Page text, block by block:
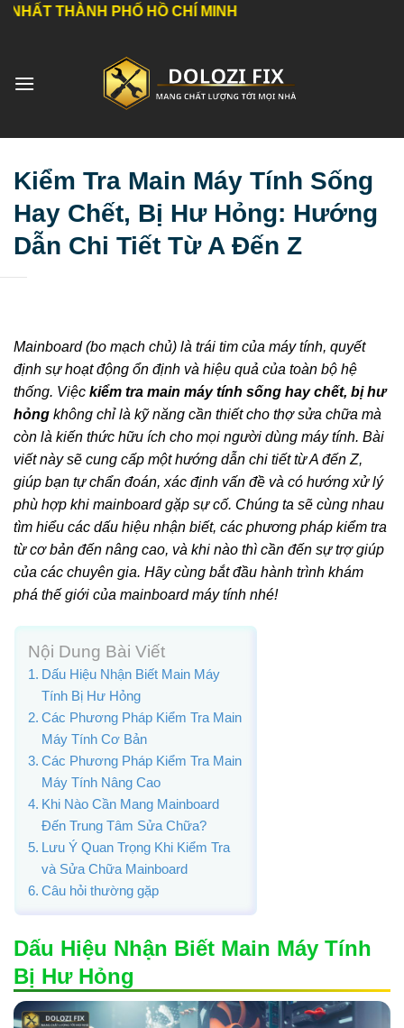
Bỏ
dung
PHỐ HỒ CHÍ MINH
Kiểm Tra Main Máy Tính Sống
Hay Chết, Bị Hư Hỏng: Hướng
Dẫn Chi Tiết Từ A Đến Z
Mainboard (bo mạch chủ) là trái tim của máy tính, quyết
định sự hoạt động ổn định và hiệu quả của toàn bộ hệ
thống. Việc kiểm tra main máy tính sống hay chết, bị hư
hỏng không chỉ là kỹ năng cần thiết cho thợ sửa chữa mà
còn là kiến thức hữu ích cho mọi người dùng máy tính. Bài
viết này sẽ cung cấp một hướng dẫn chi tiết từ A đến Z,
giúp bạn tự chẩn đoán, xác định vấn đề và có hướng xử lý
phù hợp khi mainboard gặp sự cố. Chúng ta sẽ cùng nhau
tìm hiểu các dấu hiệu nhận biết, các phương pháp kiểm tra
từ cơ bản đến nâng cao, và khi nào thì cần đến sự trợ giúp
của các chuyên gia. Hãy cùng bắt đầu hành trình khám
phá thế giới của mainboard máy tính nhé!
Nội Dung Bài Viết
Dấu Hiệu Nhận Biết Main Máy
Tính Bị Hư Hỏng
Các Phương Pháp Kiểm Tra Main
Máy Tính Cơ Bản
Các Phương Pháp Kiểm Tra Main
Máy Tính Nâng Cao
Khi Nào Cần Mang Mainboard
Đến Trung Tâm Sửa Chữa?
Lưu Ý Quan Trọng Khi Kiểm Tra
và Sửa Chữa Mainboard
Câu hỏi thường gặp
Dấu Hiệu Nhận Biết Main Máy Tính
Bị Hư Hỏng